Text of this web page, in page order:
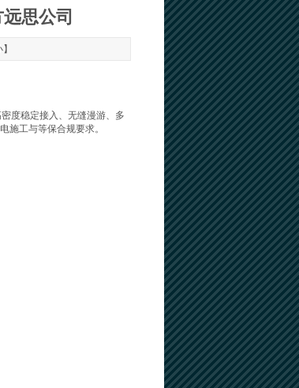
思公司
】
度稳定接入、无缝漫游、多
施工与等保合规要求。